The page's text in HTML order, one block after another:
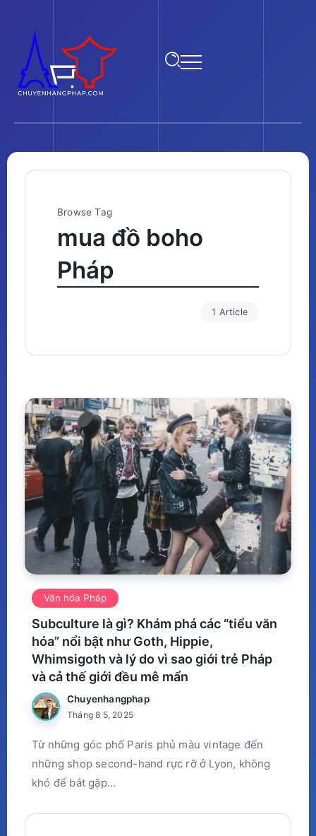
Browse Tag
mua đồ boho
Pháp
1 Article
Văn hóa Pháp
Subculture là gì? Khám phá các “tiểu văn
hóa” nổi bật như Goth, Hippie,
Whimsigoth và lý do vì sao giới trẻ Pháp
và cả thế giới đều mê mẩn
Chuyenhangphap
Tháng 8 5, 2025
Từ những góc phố Paris phủ màu vintage đến
những shop second-hand rực rỡ ở Lyon, không
khó để bắt gặp...